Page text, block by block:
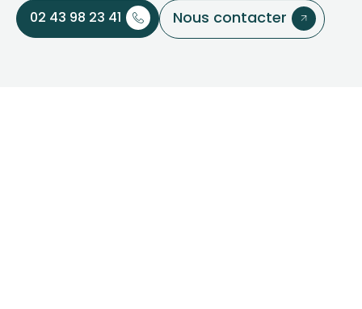
02 43 98 23 41
Nous contacter